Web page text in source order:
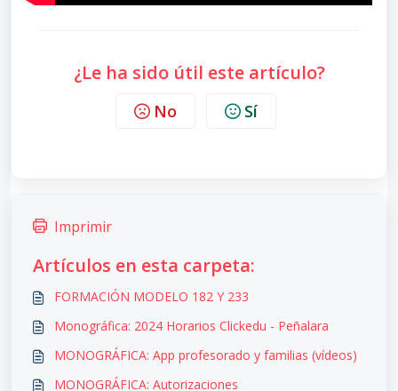
¿Le ha sido útil este artículo?
No Sí
Imprimir
Artículos en esta carpeta:
FORMACIÓN MODELO 182 Y 233
Monográfica: 2024 Horarios Clickedu - Peñalara
MONOGRÁFICA: App profesorado y familias (vídeos)
MONOGRÁFICA: Autorizaciones